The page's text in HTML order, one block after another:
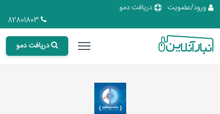
ورود/عضویت
دریافت دمو
دریافت دمو